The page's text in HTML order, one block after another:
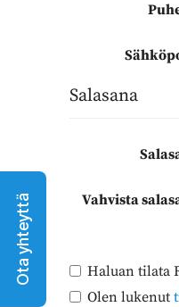
Ota yhteyttä
Salasana
Vahvista
Haluan tilata
Olen lukenut